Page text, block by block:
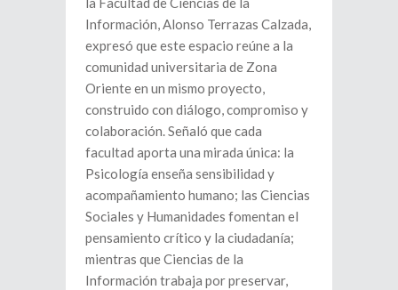
Información, Alonso Terrazas Calzada,
expresó que este espacio reúne a la
comunidad universitaria de Zona
Oriente en un mismo proyecto,
construido con diálogo, compromiso y
colaboración. Señaló que cada
facultad aporta una mirada única: la
Psicología enseña sensibilidad y
acompañamiento humano; las Ciencias
Sociales y Humanidades fomentan el
pensamiento crítico y la ciudadanía;
mientras que Ciencias de la
Información trabaja por preservar,